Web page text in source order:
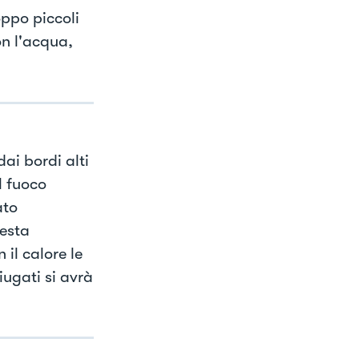
piccoli
l'acqua,
bordi alti
fuoco
il calore le
si avrà